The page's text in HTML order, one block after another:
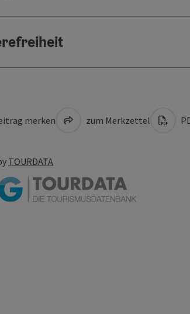
merken zum Merkzettel
TOURDATA